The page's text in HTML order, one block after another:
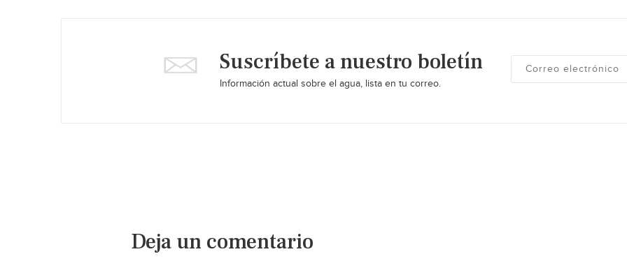
Suscríbete a nuestro boletín
Información actual sobre el agua, lista en tu correo.
Deja un comentario